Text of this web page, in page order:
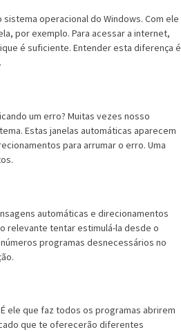
operacional do Windows. Com ele
por exemplo. Para acessar a internet,
é suficiente. Entender esta diferença é
um erro? Muitas vezes nosso
Estas janelas automáticas aparecem
para arrumar o erro. Uma
automáticas e direcionamentos
relevante tentar estimulá-la desde o
programas desnecessários no
É ele que faz todos os programas abrirem
que te oferecerão diferentes